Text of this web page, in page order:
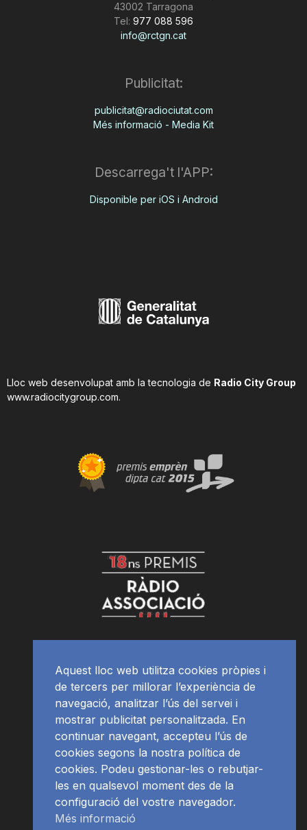
43002 Tarragona
Tel: 977 088 596
info@rctgn.cat
Publicitat:
publicitat@radiociutat.com
Més informació - Media Kit
Descarrega't l'APP:
Disponible per iOS i Android
Lloc web desenvolupat amb la tecnologia de Radio City Group
www.radiocitygroup.com.
Aquest lloc web utilitza cookies pròpies i
de tercers per millorar l’experiència de
navegació, analitzar l’ús del servei i
mostrar publicitat personalitzada. En
continuar navegant, accepteu l’ús de
cookies segons la nostra política de
cookies. Podeu gestionar-les o rebutjar-
les en qualsevol moment des de la
configuració del vostre navegador.
Més informació